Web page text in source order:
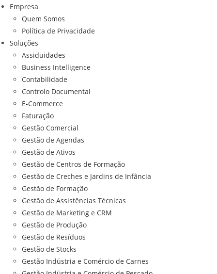
Empresa
Quem Somos
Política de Privacidade
Soluções
Assiduidades
Business Intelligence
Contabilidade
Controlo Documental
E-Commerce
Faturação
Gestão Comercial
Gestão de Agendas
Gestão de Ativos
Gestão de Centros de Formação
Gestão de Creches e Jardins de Infância
Gestão de Formação
Gestão de Assistências Técnicas
Gestão de Marketing e CRM
Gestão de Produção
Gestão de Resíduos
Gestão de Stocks
Gestão Indústria e Comércio de Carnes